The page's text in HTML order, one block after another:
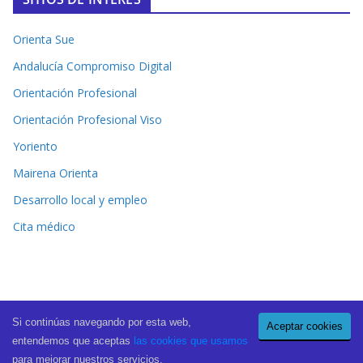
Orienta Sue
Andalucía Compromiso Digital
Orientación Profesional
Orientación Profesional Viso
Yoriento
Mairena Orienta
Desarrollo local y empleo
Cita médico
Copyright © 2026 El Periódico de Mairena
. All rights reserved.
Theme:
ColorMag Pro by ThemeGrill. Powered by
Aceptar cookies
Si continúas navegando por esta web,
entendemos que aceptas las cookies que usamos
para mejorar nuestros servicios.